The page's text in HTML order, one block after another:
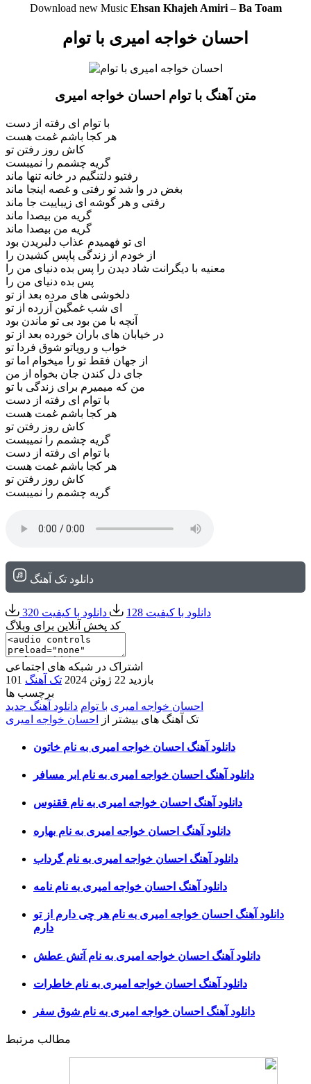
Download new Music Ehsan Khajeh Amiri– Ba Toam
احسان خواجه امیری با توام
متن آهنگ با توام احسان خواجه امیری
با توام ای رفته از دست
هر کجا باشم غمت هست
کاش روز رفتن تو
گریه چشمم را نمیبست
رفتیو دلتنگیم در خانه تنها ماند
بغض در وا شد تو رفتی و غصه اینجا ماند
رفتی و هر گوشه ای زیباییت جا ماند
گریه من بیصدا ماند
گریه من بیصدا ماند
ای تو فهمیدم عذاب دلبریدن بود
از خودم از زندگی پاپس کشیدن را
معنیه با دیگرانت شاد دیدن را پس بده دنیای من را
پس بده دنیای من را
دلخوشی های مرده بعد از تو
ای شب غمگین آزرده از تو
آنچه با من بود بی تو ماندن بود
در خیابان های باران خورده بعد از تو
خواب و رویاتو شوق فردا تو
از جهان فقط تو را میخوام اما تو
جای دل کندن جان بخواه از من
من که میمیرم برای زندگی با تو
با توام ای رفته از دست
هر کجا باشم غمت هست
کاش روز رفتن تو
گریه چشمم را نمیبست
با توام ای رفته از دست
هر کجا باشم غمت هست
کاش روز رفتن تو
گریه چشمم را نمیبست
دانلود تک آهنگ
دانلود با کیفیت 128
دانلود با کیفیت 320
کد پخش آنلاین برای وبلاگ
اشتراک در شبکه های اجتماعی
101 بازدید 22 ژوئن 2024
تک آهنگ
برچسب ها
احسان خواجه امیری با توام دانلود آهنگ جدید
تک آهنگ های بیشتر از
احسان خواجه امیری
دانلود آهنگ احسان خواجه امیری به نام خاتون
دانلود آهنگ احسان خواجه امیری به نام ابر مسافر
دانلود آهنگ احسان خواجه امیری به نام ققنوس
دانلود آهنگ احسان خواجه امیری به نام بهاره
دانلود آهنگ احسان خواجه امیری به نام گرداب
دانلود آهنگ احسان خواجه امیری به نام نامه
دانلود آهنگ احسان خواجه امیری به نام هر چی دارم از تو
دارم
دانلود آهنگ احسان خواجه امیری به نام آتش عطش
دانلود آهنگ احسان خواجه امیری به نام خاطرات
دانلود آهنگ احسان خواجه امیری به نام شوق سفر
مطالب مرتبط